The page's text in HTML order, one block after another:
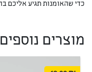
כדי שהאומנות תגיע אליכם
מוצרים נוספים